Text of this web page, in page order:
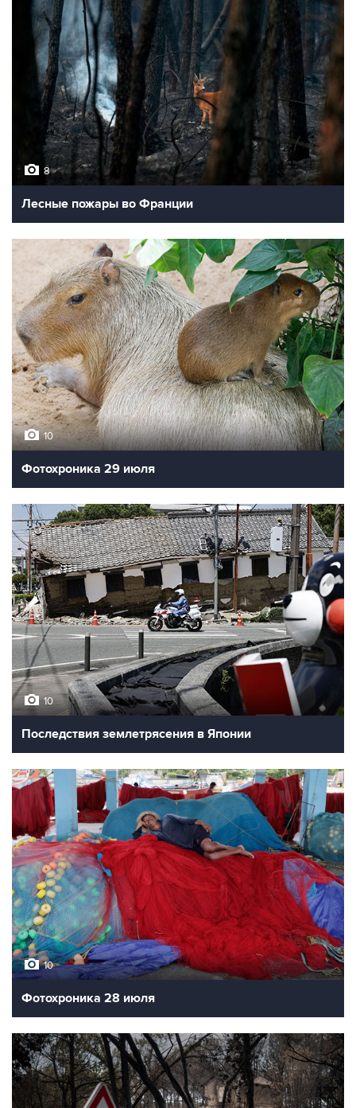
8
Лесные пожары во Франции
10
Фотохроника 29 июля
10
Последствия землетрясения в Японии
10
Фотохроника 28 июля